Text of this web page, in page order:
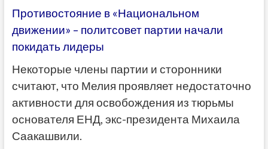
Противостояние в «Национальном
движении» – политсовет партии начали
покидать лидеры
Некоторые члены партии и сторонники
считают, что Мелия проявляет недостаточно
активности для освобождения из тюрьмы
основателя ЕНД, экс-президента Михаила
Саакашвили.